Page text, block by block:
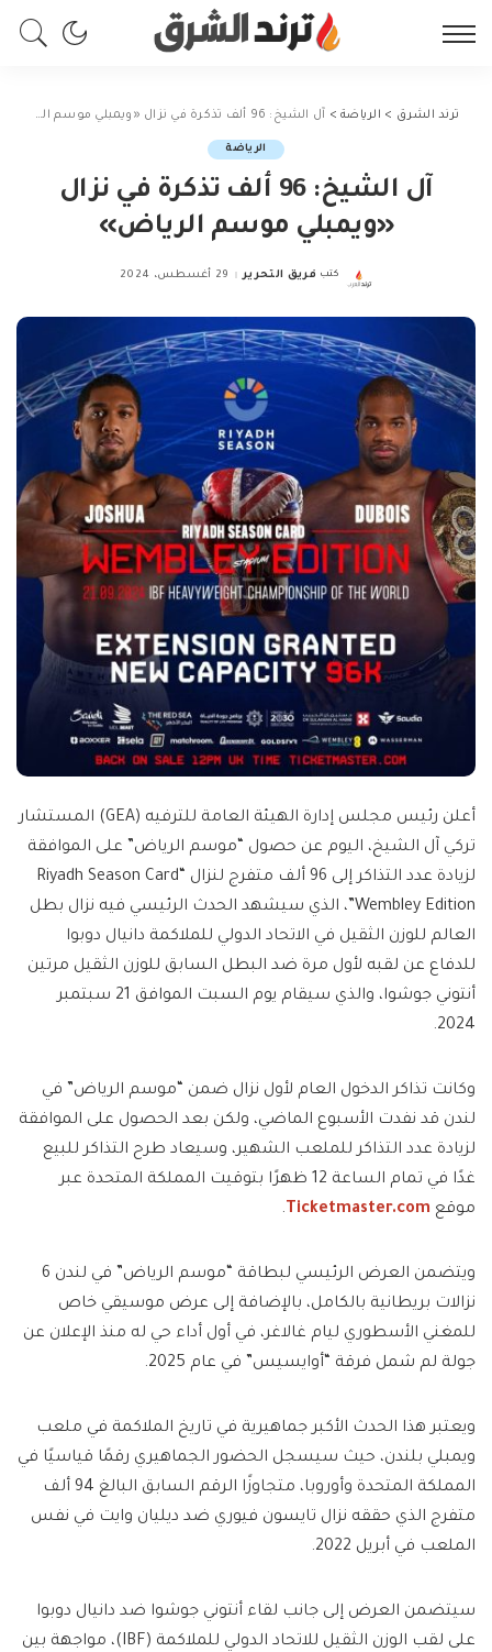
ترند الشرق > الرياضة> آل الشيخ: 96 ألف تذكرة في نزال «ويمبلي موسم الرياض»
الرياضة
آل الشيخ: 96 ألف تذكرة في نزال
«ويمبلي موسم الرياض»
Posted
كتب فريق التحرير 29 أغسطس، 2024
أعلن رئيس مجلس إدارة الهيئة العامة للترفيه (GEA) المستشار
تركي آل الشيخ، اليوم عن حصول “موسم الرياض” على الموافقة
لزيادة عدد التذاكر إلى 96 ألف متفرج لنزال “Riyadh Season Card
Wembley Edition”، الذي سيشهد الحدث الرئيسي فيه نزال بطل
العالم للوزن الثقيل في الاتحاد الدولي للملاكمة دانيال دوبوا
للدفاع عن لقبه لأول مرة ضد البطل السابق للوزن الثقيل مرتين
أنتوني جوشوا، والذي سيقام يوم السبت الموافق 21 سبتمبر
2024.
وكانت تذاكر الدخول العام لأول نزال ضمن “موسم الرياض” في
لندن قد نفدت الأسبوع الماضي، ولكن بعد الحصول على الموافقة
لزيادة عدد التذاكر للملعب الشهير، وسيعاد طرح التذاكر للبيع
غدًا في تمام الساعة 12 ظهرًا بتوقيت المملكة المتحدة عبر
موقع Ticketmaster.com
.
ويتضمن العرض الرئيسي لبطاقة “موسم الرياض” في لندن 6
نزالات بريطانية بالكامل، بالإضافة إلى عرض موسيقي خاص
للمغني الأسطوري ليام غالاغر، في أول أداء حي له منذ الإعلان عن
جولة لم شمل فرقة “أوايسيس” في عام 2025.
ويعتبر هذا الحدث الأكبر جماهيرية في تاريخ الملاكمة في ملعب
ويمبلي بلندن، حيث سيسجل الحضور الجماهيري رقمًا قياسيًا في
المملكة المتحدة وأوروبا، متجاوزًا الرقم السابق البالغ 94 ألف
متفرج الذي حققه نزال تايسون فيوري ضد ديليان وايت في نفس
الملعب في أبريل 2022.
سيتضمن العرض إلى جانب لقاء أنتوني جوشوا ضد دانيال دوبوا
على لقب الوزن الثقيل للاتحاد الدولي للملاكمة (IBF)، مواجهة بين